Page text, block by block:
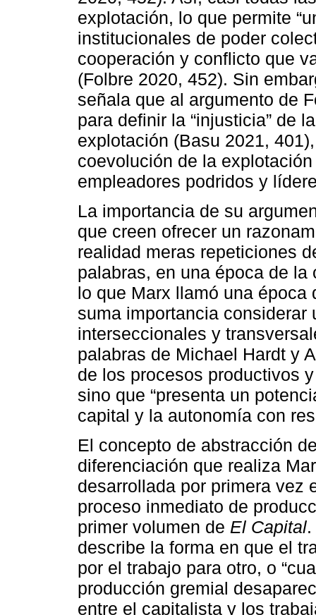
explotación, lo que permite
institucionales de poder
cooperación y conflicto que
(Folbre 2020, 452). Sin
señala que al argumento de
para definir la “injusticia” de
explotación (Basu 2021,
coevolución de la
empleadores podridos y
La importancia de su
que creen ofrecer un
realidad meras repeticiones
palabras, en una época de
lo que Marx llamó una
suma importancia considerar
interseccionales y
palabras de Michael Hardt y
de los procesos productivos
sino que “presenta un
capital y la autonomía con
El concepto de abstracción
diferenciación que realiza
desarrollada por primera vez
proceso inmediato de
primer volumen de El Capital
describe la forma en que el
por el trabajo para otro, o
producción gremial
entre el capitalista y los